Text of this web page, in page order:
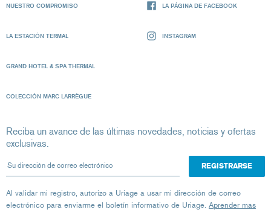
NUESTRO COMPROMISO
LA ESTACIÓN TERMAL
GRAND HOTEL & SPA THERMAL
COLECCIÓN MARC LARRÈGUE
LA PÁGINA DE FACEBOOK
INSTAGRAM
Reciba un avance de las últimas novedades, noticias y ofertas
exclusivas.
Su dirección de correo electrónico
Al validar mi registro, autorizo ​​a Uriage a usar mi dirección de correo
electrónico para enviarme el boletín informativo de Uriage. Aprender mas